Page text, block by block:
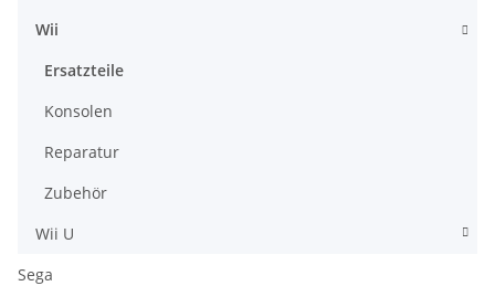
Wii
Ersatzteile
Konsolen
Reparatur
Zubehör
Wii U
Sega